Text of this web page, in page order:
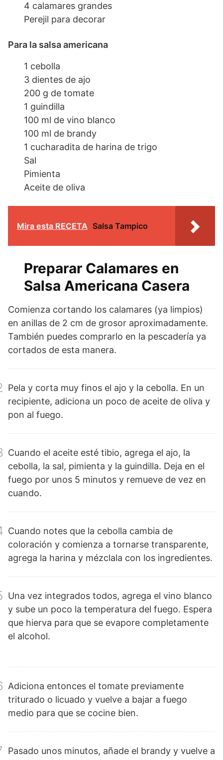
4 calamares grandes
Perejil para decorar
Para la salsa americana
1 cebolla
3 dientes de ajo
200 g de tomate
1 guindilla
100 ml de vino blanco
100 ml de brandy
1 cucharadita de harina de trigo
Sal
Pimienta
Aceite de oliva
Mira esta RECETA Salsa Tampico
Preparar Calamares en
Salsa Americana Casera
Comienza cortando los calamares (ya limpios)
en anillas de 2 cm de grosor aproximadamente.
También puedes comprarlo en la pescadería ya
cortados de esta manera.
Pela y corta muy finos el ajo y la cebolla. En un
recipiente, adiciona un poco de aceite de oliva y
pon al fuego.
Cuando el aceite esté tibio, agrega el ajo, la
cebolla, la sal, pimienta y la guindilla. Deja en el
fuego por unos 5 minutos y remueve de vez en
cuando.
Cuando notes que la cebolla cambia de
coloración y comienza a tornarse transparente,
agrega la harina y mézclala con los ingredientes.
Una vez integrados todos, agrega el vino blanco
y sube un poco la temperatura del fuego. Espera
que hierva para que se evapore completamente
el alcohol.
Adiciona entonces el tomate previamente
triturado o licuado y vuelve a bajar a fuego
medio para que se cocine bien.
Pasado unos minutos, añade el brandy y vuelve a